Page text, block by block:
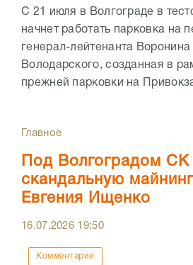
С 21 июля в Волгограде в
начнет работать парковка на
генерал-лейтенанта Воронина
Володарского, созданная в
прежней парковки на
Главное
Под Волгоградом СК
скандальную
Евгения Ищенко
16.07.2026 19:50
Комментарии